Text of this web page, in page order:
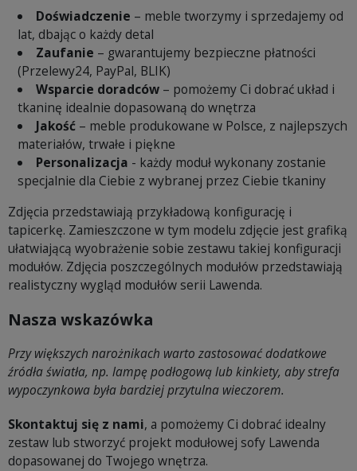
Doświadczenie – meble tworzymy i sprzedajemy od
lat, dbając o każdy detal
Zaufanie – gwarantujemy bezpieczne płatności
(Przelewy24, PayPal, BLIK)
Wsparcie doradców– pomożemy Ci dobrać układ i
tkaninę idealnie dopasowaną do wnętrza
Jakość– meble produkowane w Polsce, z najlepszych
materiałów, trwałe i piękne
Personalizacja - każdy moduł wykonany zostanie
specjalnie dla Ciebie z wybranej przez Ciebie tkaniny
Zdjęcia przedstawiają przykładową konfigurację i
tapicerkę. Zamieszczone w tym modelu zdjęcie jest grafiką
ułatwiającą wyobrażenie sobie zestawu takiej konfiguracji
modułów. Zdjęcia poszczególnych modułów przedstawiają
realistyczny wygląd modułów serii Lawenda.
Nasza wskazówka
Przy większych narożnikach warto zastosować dodatkowe
źródła światła, np. lampę podłogową lub kinkiety, aby strefa
wypoczynkowa była bardziej przytulna wieczorem.
Skontaktuj się z nami, a pomożemy Ci dobrać idealny
zestaw lub stworzyć projekt modułowej sofy Lawenda
dopasowanej do Twojego wnętrza.